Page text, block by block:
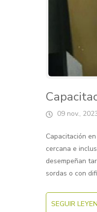
09 nov.,
Capacitación
cercana e
desempeñan
sordas o con
SEGUIR